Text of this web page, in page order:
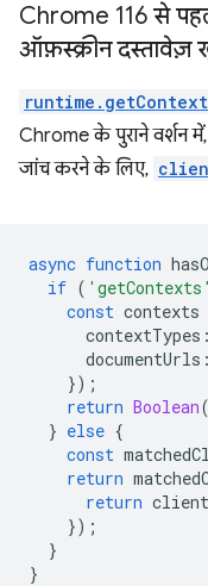
Chrome 116 से
ऑफ़स्क्रीन दस्तावेज़
Chrome के पुराने वर्शन
जांच करने के लिए,
async function
if ( 'getContexts'
const contexts
contextTypes :
documentUrls :
});
return Boolean(
} else {
const
return
return client
});
}
}